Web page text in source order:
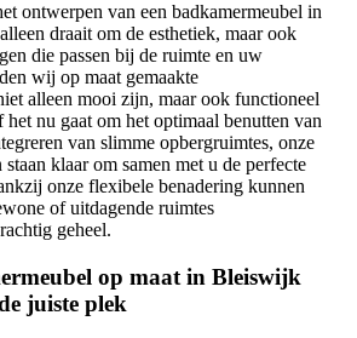
ontwerpen van een badkamermeubel in
draait om de esthetiek, maar ook
die passen bij de ruimte en uw
wij op maat gemaakte
alleen mooi zijn, maar ook functioneel
het nu gaat om het optimaal benutten van
van slimme opbergruimtes, onze
klaar om samen met u de perfecte
onze flexibele benadering kunnen
of uitdagende ruimtes
geheel.
op maat in Bleiswijk
juiste plek